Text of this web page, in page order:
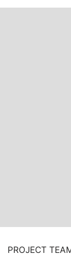
PROJECT